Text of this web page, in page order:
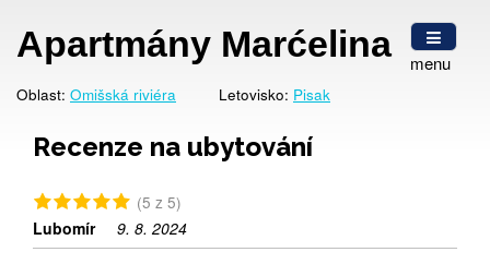
menu
Apartmány Marćelina
Oblast: Omišská riviéra Letovisko: Pisak
Recenze na ubytování
(5 z 5)
Lubomír
9. 8. 2024